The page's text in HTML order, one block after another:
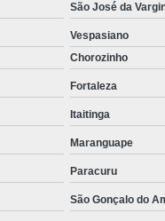
São José da
Vespasiano
Chorozinho
Fortaleza
Itaitinga
Maranguape
Paracuru
São Gonçalo do